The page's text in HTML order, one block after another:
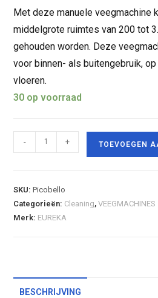
Met deze manuele veegmachine
middelgrote ruimtes van 200 tot
gehouden worden. Deze
voor binnen- als buitengebruik,
vloeren.
30 op voorraad
- + TOEVOEGEN
SKU:Picobello
Categorieën: Cleaning,VEEGMACHINES
Merk: EUREKA
BESCHRIJVING